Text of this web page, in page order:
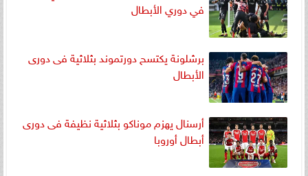
في دوري الأبطال
برشلونة يكتسح دورتموند بثلاثية فى دورى
الأبطال
أرسنال يهزم موناكو بثلاثية نظيفة فى دورى
أبطال أوروبا